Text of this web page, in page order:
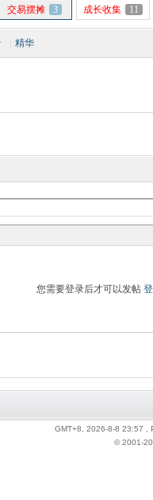
交易摆摊 3 成长收集 11
精华
您需要登录后才可以发帖
GMT+8, 2026-8-8 23:57
© 2001-